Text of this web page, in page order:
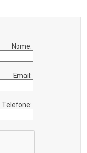
Nome:
Email:
Telefone: